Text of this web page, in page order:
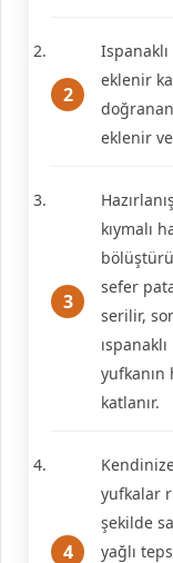
eklenir
eklenir
kıymalı
sefer
serilir,
katlanır.
yufkalar
şekilde
yağlı